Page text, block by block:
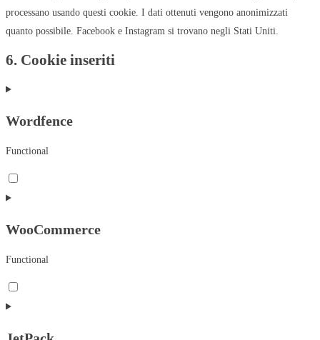
processano usando questi cookie. I dati ottenuti vengono anonimizzati
quanto possibile. Facebook e Instagram si trovano negli Stati Uniti.
6. Cookie inseriti
Wordfence
Functional
Consent
to
wordfence
WooCommerce
Functional
Consent
to